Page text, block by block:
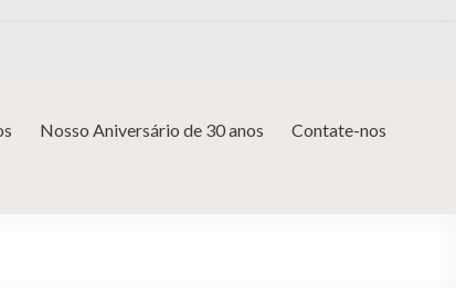
Nosso Aniversário de 30 anos Contate-nos